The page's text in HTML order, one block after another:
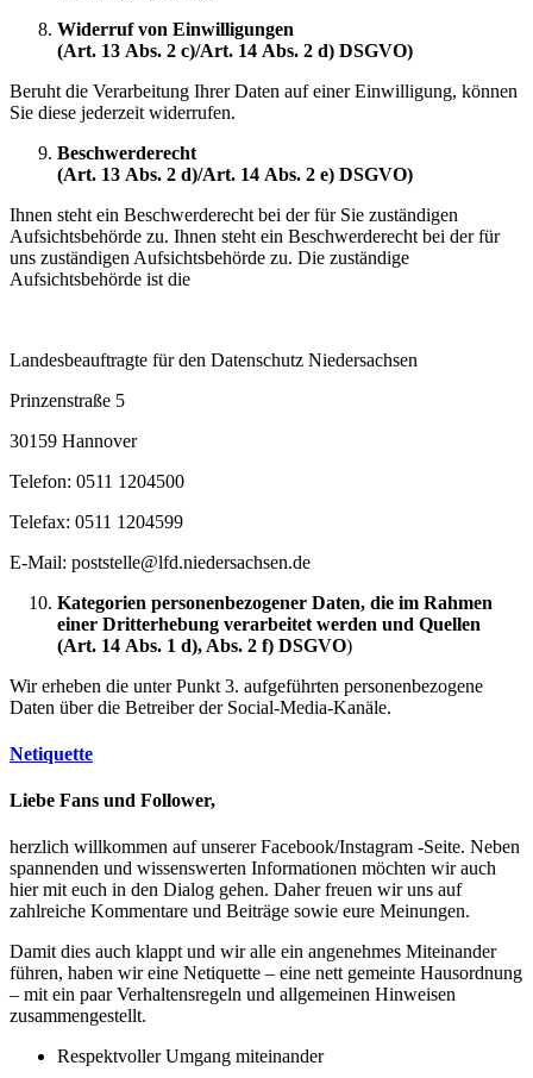
Widerruf von Einwilligungen
(Art. 13 Abs. 2 c)/Art. 14 Abs. 2 d) DSGVO)
Beruht die Verarbeitung Ihrer Daten auf einer Einwilligung, können
Sie diese jederzeit wider­rufen.
Beschwerderecht
(Art. 13 Abs. 2 d)/Art. 14 Abs. 2 e) DSGVO)
Ihnen steht ein Beschwerderecht bei der für Sie zuständigen
Aufsichtsbehörde zu. Ihnen steht ein Beschwerderecht bei der für
uns zuständigen Aufsichtsbehörde zu. Die zuständige
Aufsichtsbehörde ist die
Landesbeauftragte für den Datenschutz Niedersachsen
Prinzenstraße 5
30159 Hannover
Telefon: 0511 1204500
Telefax: 0511 1204599
E-Mail: poststelle@lfd.niedersachsen.de
Kategorien personenbezogener Daten, die im Rahmen
einer Dritterhebung verarbeitet werden und Quellen
(Art. 14 Abs. 1 d), Abs. 2 f) DSGVO)
Wir erheben die unter Punkt 3. aufgeführten personenbezogene
Daten über die Betreiber der Social-Media-Kanäle.
Netiquette
Liebe Fans und Follower,
herzlich willkommen auf unserer Facebook/Instagram -Seite. Neben
spannenden und wissenswerten Informationen möchten wir auch
hier mit euch in den Dialog gehen. Daher freuen wir uns auf
zahlreiche Kommentare und Beiträge sowie eure Meinungen.
Damit dies auch klappt und wir alle ein angenehmes Miteinander
führen, haben wir eine Netiquette – eine nett gemeinte Hausordnung
– mit ein paar Verhaltensregeln und allgemeinen Hinweisen
zusammengestellt.
Respektvoller Umgang miteinander